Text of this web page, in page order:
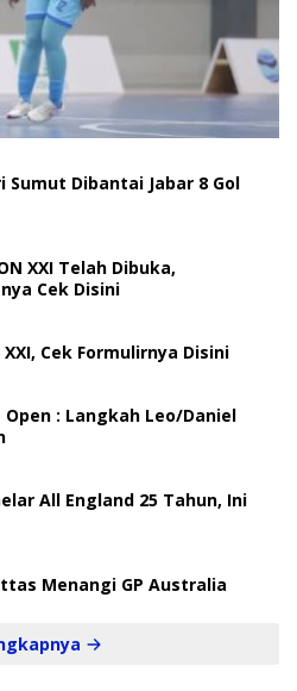
Sumut Dibantai Jabar 8 Gol
XXI Telah Dibuka,
Cek Disini
Cek Formulirnya Disini
: Langkah Leo/Daniel
All England 25 Tahun, Ini
Menangi GP Australia